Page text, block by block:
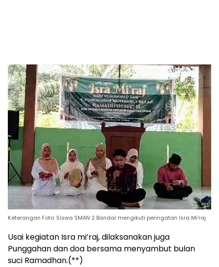
Keterangan Foto: Siswa SMAN 2 Bandar mengikuti peringatan Isra Mi’raj
Usai kegiatan Isra mi’raj, dilaksanakan juga
Punggahan dan doa bersama menyambut bulan
suci Ramadhan.(**)